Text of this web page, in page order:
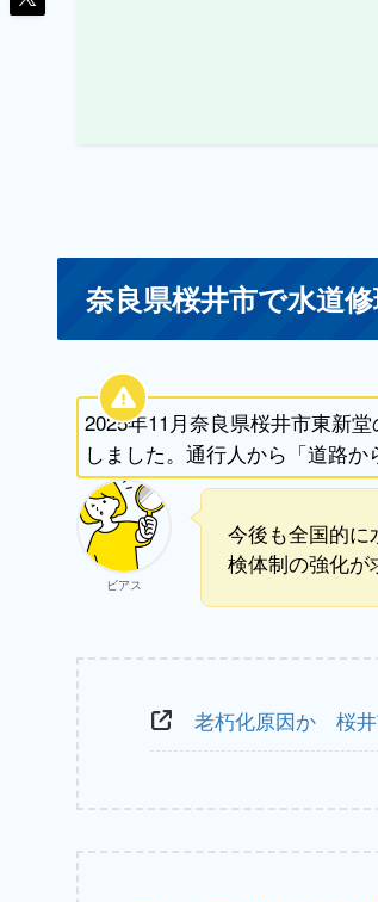
奈良県桜井市で水道
2025年11月奈良県桜井市東新
しました。通行人から「道路
ビアス
今後も全国的に
検体制の強化が
老朽化原因か 桜井